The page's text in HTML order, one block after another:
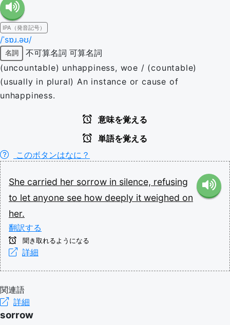
IPA（発音記号）
/ˈsɒɹ.əʊ/
名詞 不可算名詞 可算名詞
(uncountable) unhappiness, woe / (countable)
(usually in plural) An instance or cause of
unhappiness.
意味を覚える
単語を覚える
このボタンはなに？
She carried her sorrow in silence, refusing
to let anyone see how deeply it weighed on
her.
翻訳する
聞き取れるようになる
詳細
関連語
詳細
sorrow